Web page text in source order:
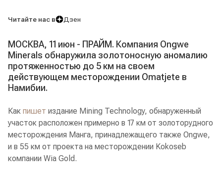
Читайте нас в Дзен
МОСКВА, 11 июн - ПРАЙМ. Компания Ongwe
Minerals обнаружила золотоносную аномалию
протяженностью до 5 км на своем
действующем месторождении Omatjete в
Намибии.
Как пишет издание Mining Technology, обнаруженный
участок расположен примерно в 17 км от золоторудного
месторождения Манга, принадлежащего также Ongwe,
и в 55 км от проекта на месторождении Kokoseb
компании Wia Gold.